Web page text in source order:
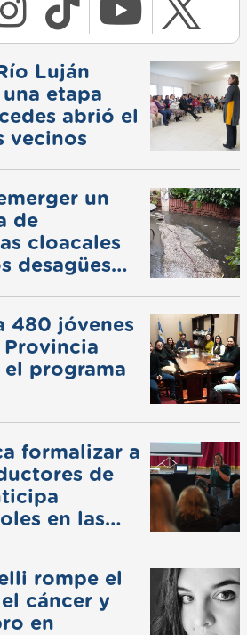
Luján
etapa
abrió el
vecinos
un
de
cloacales
desagües
480 jóvenes
Provincia
el programa
formalizar a
de
en las
rompe el
cáncer y
en